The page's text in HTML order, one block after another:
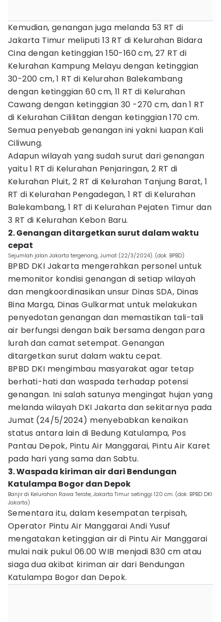
Kemudian, genangan juga melanda 53 RT di
Jakarta Timur meliputi 13 RT di Kelurahan Bidara
Cina dengan ketinggian 150-160 cm, 27 RT di
Kelurahan Kampung Melayu dengan ketinggian
30-200 cm, 1 RT di Kelurahan Balekambang
dengan ketinggian 60 cm, 11 RT di Kelurahan
Cawang dengan ketinggian 30 -270 cm, dan 1 RT
di Kelurahan Cililitan dengan ketinggian 170 cm.
Semua penyebab genangan ini yakni luapan Kali
Ciliwung.
Adapun wilayah yang sudah surut dari genangan
yaitu 1 RT di Kelurahan Penjaringan, 2 RT di
Kelurahan Pluit, 2 RT di Kelurahan Tanjung Barat, 1
RT di Kelurahan Pengadegan, 1 RT di Kelurahan
Balekambang, 1 RT di Kelurahan Pejaten Timur dan
3 RT di Kelurahan Kebon Baru.
2. Genangan ditargetkan surut dalam waktu
cepat
Sejumlah jalan Jakarta tergenang, Jumat (22/3/2024). (dok. BPBD)
BPBD DKI Jakarta mengerahkan personel untuk
memonitor kondisi genangan di setiap wilayah
dan mengkoordinasikan unsur Dinas SDA, Dinas
Bina Marga, Dinas Gulkarmat untuk melakukan
penyedotan genangan dan memastikan tali-tali
air berfungsi dengan baik bersama dengan para
lurah dan camat setempat. Genangan
ditargetkan surut dalam waktu cepat.
BPBD DKI mengimbau masyarakat agar tetap
berhati-hati dan waspada terhadap potensi
genangan. Ini salah satunya mengingat hujan yang
melanda wilayah DKI Jakarta dan sekitarnya pada
Jumat (24/5/2024) menyebabkan kenaikan
status antara lain di Bedung Katulampa, Pos
Pantau Depok, Pintu Air Manggarai, Pintu Air Karet
pada hari yang sama dan Sabtu.
3. Waspada kiriman air dari Bendungan
Katulampa Bogor dan Depok
Banjir di Kelurahan Rawa Terate, Jakarta Timur setinggi 120 cm. (dok. BPBD DKI
Jakarta)
Sementara itu, dalam kesempatan terpisah,
Operator Pintu Air Manggarai Andi Yusuf
mengatakan ketinggian air di Pintu Air Manggarai
mulai naik pukul 06.00 WIB menjadi 830 cm atau
siaga dua akibat kiriman air dari Bendungan
Katulampa Bogor dan Depok.